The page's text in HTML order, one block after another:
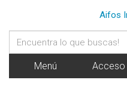
Aifos
Menú Acceso